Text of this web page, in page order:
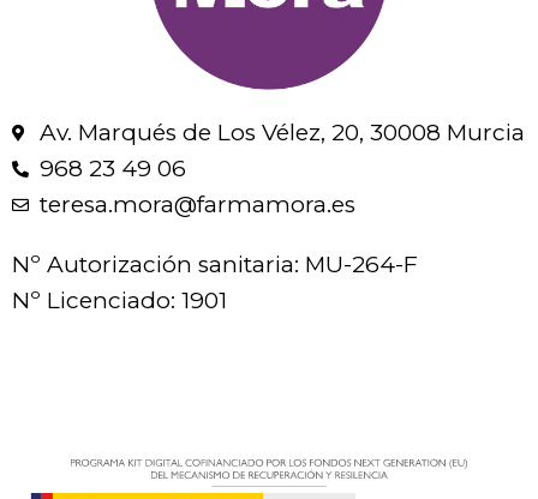
Av. Marqués de Los Vélez, 20, 30008 Murcia
968 23 49 06
teresa.mora@farmamora.es
Nº Autorización sanitaria: MU-264-F
Nº Licenciado: 1901